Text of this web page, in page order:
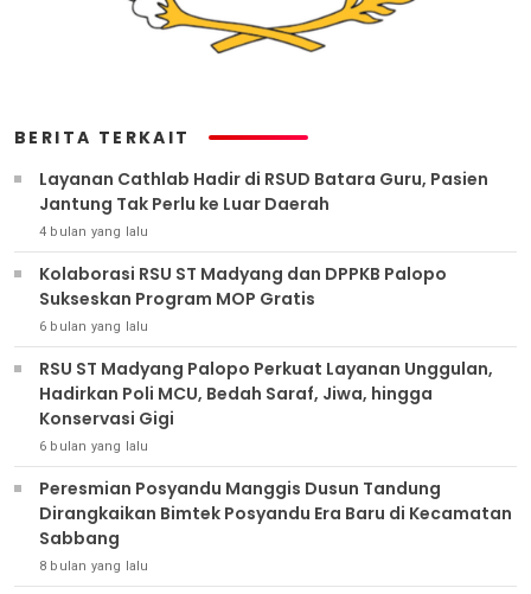
BERITA TERKAIT
Layanan Cathlab Hadir di RSUD Batara Guru, Pasien
Jantung Tak Perlu ke Luar Daerah
4 bulan yang lalu
Kolaborasi RSU ST Madyang dan DPPKB Palopo
Sukseskan Program MOP Gratis
6 bulan yang lalu
RSU ST Madyang Palopo Perkuat Layanan Unggulan,
Hadirkan Poli MCU, Bedah Saraf, Jiwa, hingga
Konservasi Gigi
6 bulan yang lalu
Peresmian Posyandu Manggis Dusun Tandung
Dirangkaikan Bimtek Posyandu Era Baru di Kecamatan
Sabbang
8 bulan yang lalu